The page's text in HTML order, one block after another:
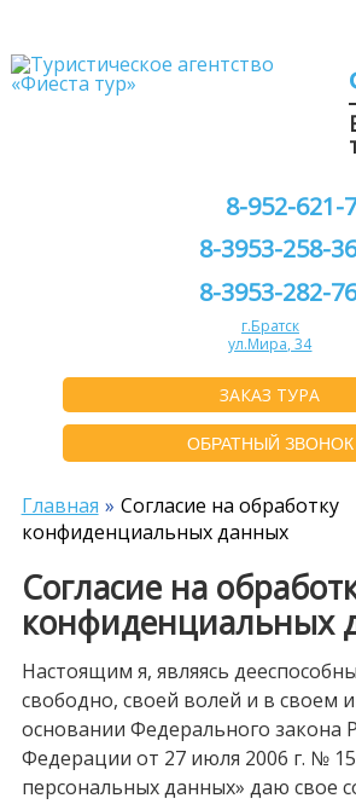
ЗАКАЗ ТУРА
ОБРАТНЫЙ ЗВОНОК
8-952-621-
8-3953-258-
8-3953-282-
г.Братск
ул.Мира, 34
Главная
Согласие на обработку
конфиденциальных данных
Согласие на
конфиденциальных
Настоящим я, являясь
свободно, своей волей и в своем
основании Федерального закона
Федерации от 27 июля 2006 г. №
персональных данных» даю свое